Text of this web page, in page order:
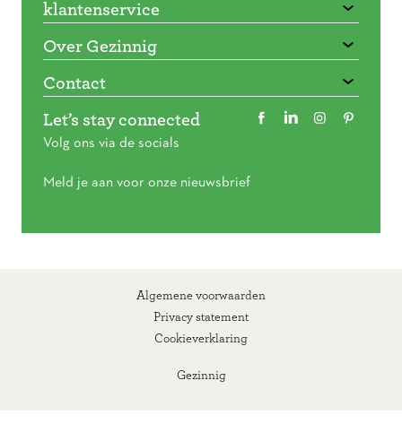
klantenservice
Over Gezinnig
Contact
Let’s stay connected
Volg ons via de socials
Meld je aan voor onze nieuwsbrief
Gezinnig
Algemene voorwaarden
Privacy statement
Cookieverklaring